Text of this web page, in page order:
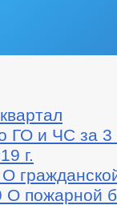
ГО и ЧС за 3
г.
пожарной